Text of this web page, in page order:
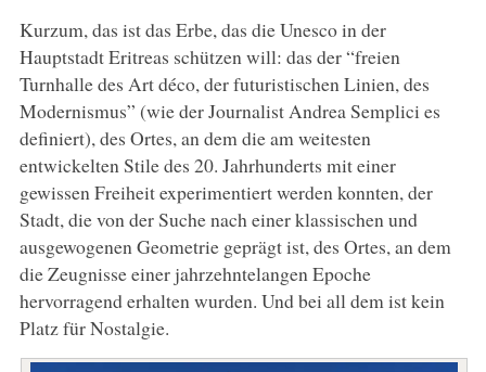
Kurzum, das ist das Erbe, das die Unesco in der
Hauptstadt Eritreas schützen will: das der “freien
Turnhalle des Art déco, der futuristischen Linien, des
Modernismus” (wie der Journalist Andrea Semplici es
definiert), des Ortes, an dem die am weitesten
entwickelten Stile des 20. Jahrhunderts mit einer
gewissen Freiheit experimentiert werden konnten, der
Stadt, die von der Suche nach einer klassischen und
ausgewogenen Geometrie geprägt ist, des Ortes, an dem
die Zeugnisse einer jahrzehntelangen Epoche
hervorragend erhalten wurden. Und bei all dem ist kein
Platz für Nostalgie.